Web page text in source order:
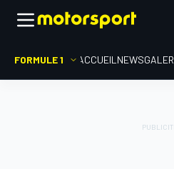
FORMULE 1 ACCUEIL NEWS